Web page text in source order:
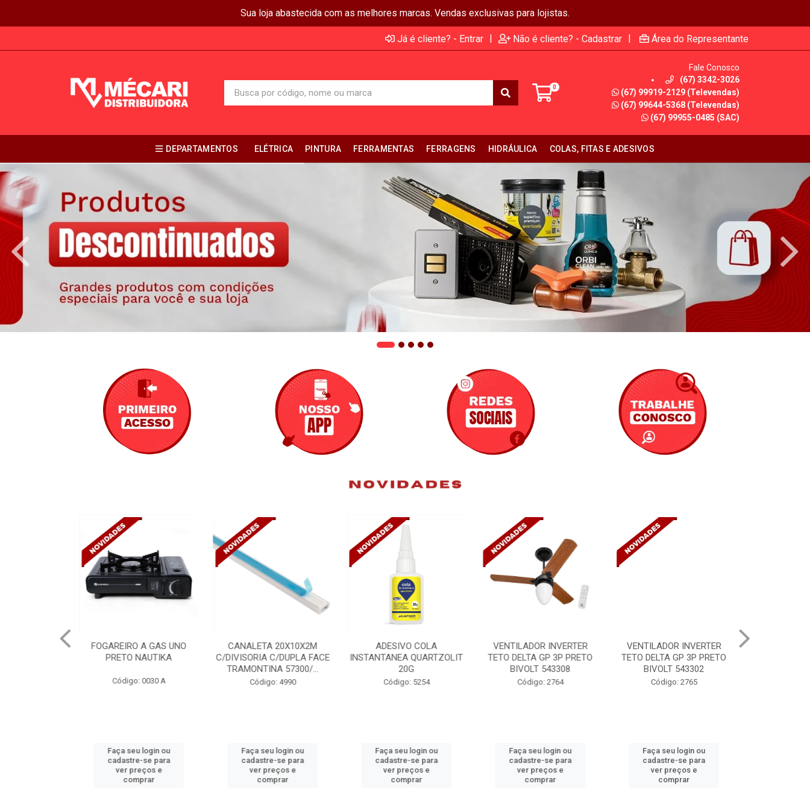
Sua loja abastecida com as melhores marcas. Vendas exclusivas para lojistas.
Já é cliente? - Entrar | Não é cliente? - Cadastrar | Área do Representante
0
Fale Conosco
(67) 3342-3026
(67) 99919-2129 (Televendas)
(67) 99644-5368 (Televendas)
(67) 99955-0485 (SAC)
DEPARTAMENTOS ELÉTRICA PINTURA FERRAMENTAS FERRAGENS HIDRÁULICA COLAS, FITAS E ADESIVOS
FOGAREIRO A GAS UNO
PRETO NAUTIKA
Código: 0030 A
Faça seu login ou
cadastre-se para
ver preços e
comprar
CANALETA 20X10X2M
C/DIVISORIA C/DUPLA FACE
TRAMONTINA 57300/...
Código: 4990
Faça seu login ou
cadastre-se para
ver preços e
comprar
ADESIVO COLA
INSTANTANEA QUARTZOLIT
20G
Código: 5254
Faça seu login ou
cadastre-se para
ver preços e
comprar
VENTILADOR INVERTER
TETO DELTA GP 3P PRETO
BIVOLT 543308
Código: 2764
Faça seu login ou
cadastre-se para
ver preços e
comprar
VENTILADOR INVERTER
TETO DELTA GP 3P PRETO
BIVOLT 543302
Código: 2765
Faça seu login ou
cadastre-se para
ver preços e
comprar